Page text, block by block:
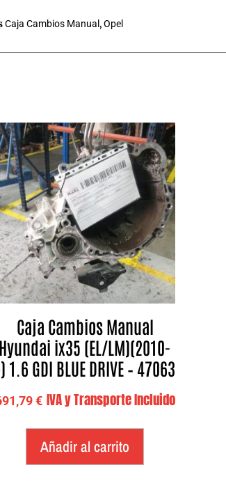
Caja Cambios Manual ,Opel
Caja Cambios Manual
Hyundai ix35 (EL/LM)(2010-
1.6 GDI BLUE DRIVE – 47063
€ IVA y Transporte Incluido
Añadir al carrito